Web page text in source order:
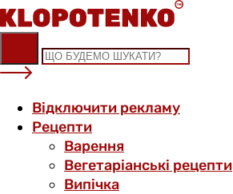
Skip
to
content
Відключити рекламу
Рецепти
Варення
Вегетаріанські рецепти
Випічка